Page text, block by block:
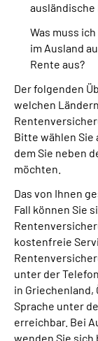
Leichte
ausländische
Was muss
im Ausland
Rente aus?
Der folgenden
welchen
Bitte wählen Sie
dem Sie neben
möchten.
Das von Ihnen
Fall können Sie
kostenfreie
unter der
in
Sprache unter
erreichbar. Bei
wenden Sie